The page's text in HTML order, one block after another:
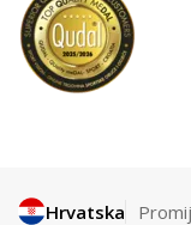
Hrvatska